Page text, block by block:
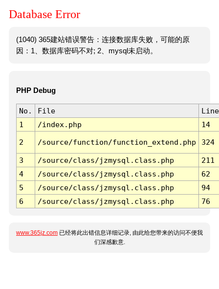
Database Error
(1040) 365建站错误警告：连接数据库失败，可能的原
因：1、数据库密码不对; 2、mysql未启动。
PHP Debug
No. File
Line
1
/index.php 14
2 /source/function/function_extend.php 324
3 /source/class/jzmysql.class.php
211
4
/source/class/jzmysql.class.php
62
5
/source/class/jzmysql.class.php
94
6
/source/class/jzmysql.class.php 76
www.365jz.com 已经将此出错信息详细记录, 由此给您带来的访问不便我
们深感歉意.